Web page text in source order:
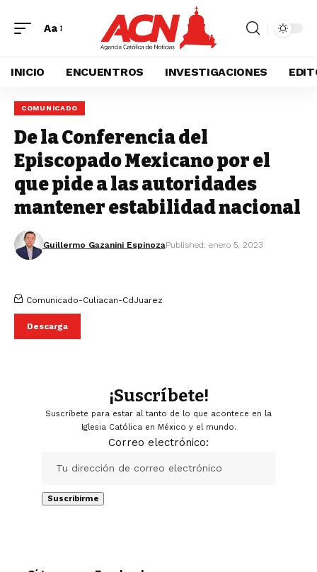
Aa
INICIO ENCUENTROS INVESTIGACIONES
COMUNICADO
De la Conferencia del
Episcopado Mexicano por el
que pide a las autoridades
mantener estabilidad nacional
Guillermo Gazanini EspinozaPublished: enero 5, 2023
Comunicado-Culiacan-CdJuarez
Descarga
¡Suscríbete!
Suscríbete para estar al tanto de lo que acontece en la
Iglesia Católica en México y el mundo.
Correo electrónico: